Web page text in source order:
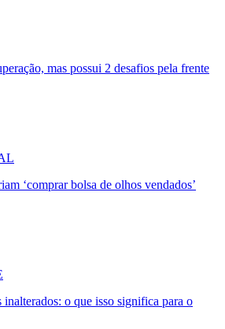
mas possui 2 desafios pela frente
‘comprar bolsa de olhos vendados’
inalterados: o que isso significa para o